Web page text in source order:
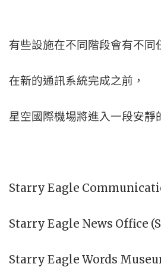
有些設施在不同階段會有不同
在新的通訊系統完成之前，
星空國際機場將進入一段安靜
Starry Eagle
Starry Eagle News Office
Starry Eagle Words